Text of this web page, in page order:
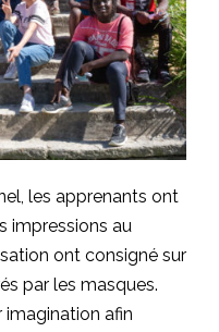
les apprenants ont
impressions au
ont consigné sur
par les masques.
afin